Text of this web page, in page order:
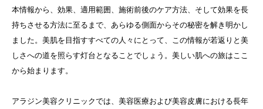
本情報から、効果、適用範囲、施術前後のケア方法、そして効果を長
持ちさせる方法に至るまで、あらゆる側面からその秘密を解き明かし
ました。美肌を目指すすべての人々にとって、この情報が若返りと美
しさへの道を照らす灯台となることでしょう。美しい肌への旅はここ
から始まります。
アラジン美容クリニックでは、美容医療および美容皮膚における長年